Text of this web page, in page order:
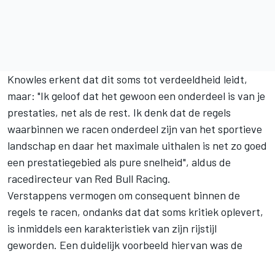
Knowles erkent dat dit soms tot verdeeldheid leidt,
maar: "Ik geloof dat het gewoon een onderdeel is van je
prestaties, net als de rest. Ik denk dat de regels
waarbinnen we racen onderdeel zijn van het sportieve
landschap en daar het maximale uithalen is net zo goed
een prestatiegebied als pure snelheid", aldus de
racedirecteur van Red Bull Racing.
Verstappens vermogen om consequent binnen de
regels te racen, ondanks dat dat soms kritiek oplevert,
is inmiddels een karakteristiek van zijn rijstijl
geworden. Een duidelijk voorbeeld hiervan was de